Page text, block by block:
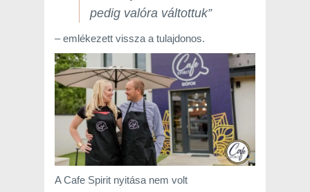
pedig valóra váltottuk”
– emlékezett vissza a tulajdonos.
A Cafe Spirit nyitása nem volt